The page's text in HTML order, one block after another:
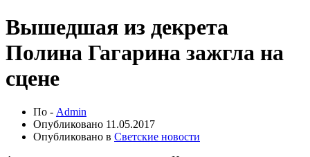
Вышедшая из декрета
Полина Гагарина зажгла на
сцене
По - Admin
Опубликовано 11.05.2017
Опубликовано в Светские новости